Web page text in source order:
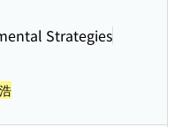
Strategies